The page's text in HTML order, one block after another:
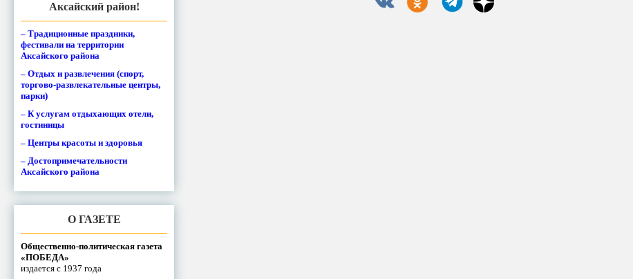
Аксайский район!
– Традиционные праздники,
фестивали на территории
Аксайского района
– Отдых и развлечения (спорт,
торгово-развлекательные центры,
парки)
– К услугам отдыхающих отели,
гостиницы
– Центры красоты и здоровья
– Достопримечательности
Аксайского района
О ГАЗЕТЕ
Общественно-политическая газета
«ПОБЕДА»
издается с 1937 года